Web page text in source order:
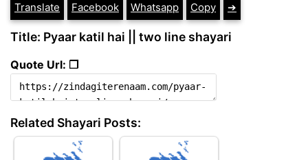
Translate Facebook Whatsapp Copy ➔
Title: Pyaar katil hai || two line shayari
Quote Url: ❐
Related Shayari Posts: